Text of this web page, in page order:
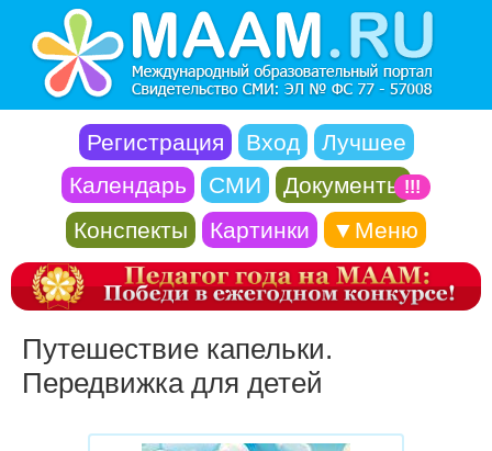
Регистрация Вход
Лучшее
Календарь
СМИ Документы !!!
Конспекты Картинки ▼Меню
Путешествие капельки.
Передвижка для детей